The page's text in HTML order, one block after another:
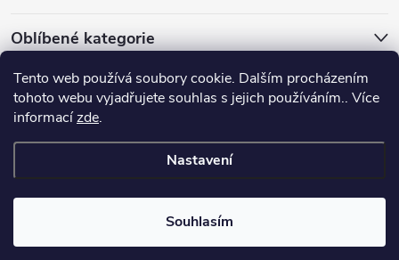
Tento web používá soubory cookie. Dalším procházením
tohoto webu vyjadřujete souhlas s jejich používáním.. Více
informacízde.
Nastavení
Souhlasím
Oblíbené kategorie
Přijímáme online platby
Copyright 2026GASNER. Všechna práva vyhrazena.